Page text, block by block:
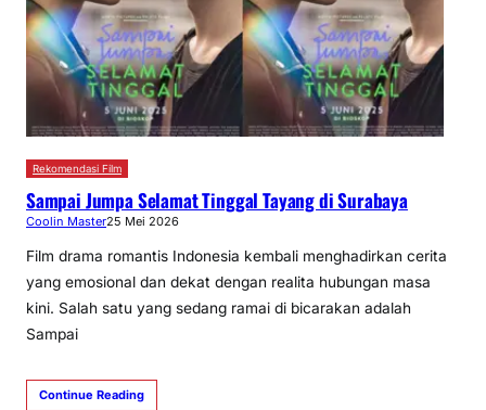
Rekomendasi Film
Sampai Jumpa Selamat Tinggal Tayang di Surabaya
Coolin Master25 Mei 2026
Film drama romantis Indonesia kembali menghadirkan cerita
yang emosional dan dekat dengan realita hubungan masa
kini. Salah satu yang sedang ramai di bicarakan adalah
Sampai
Continue Reading